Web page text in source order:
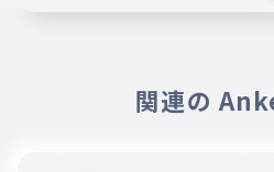
関連の